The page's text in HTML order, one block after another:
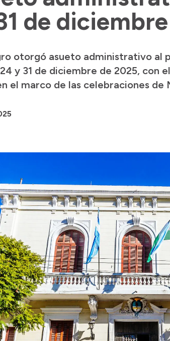
de diciembre
otorgó asueto administrativo al
y 31 de diciembre de 2025,
el marco de las celebraciones de